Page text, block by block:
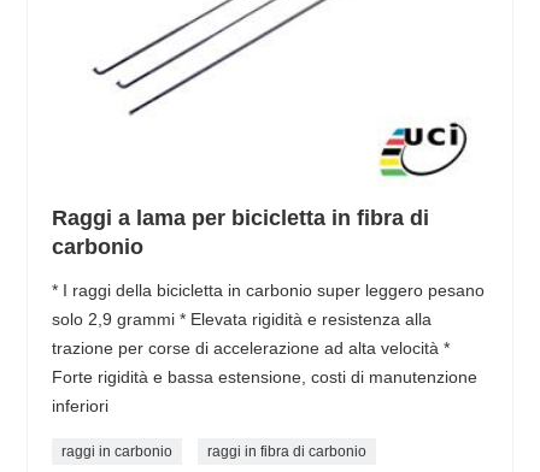
Raggi a lama per bicicletta in fibra di
carbonio
* I raggi della bicicletta in carbonio super leggero pesano
solo 2,9 grammi * Elevata rigidità e resistenza alla
trazione per corse di accelerazione ad alta velocità *
Forte rigidità e bassa estensione, costi di manutenzione
inferiori
raggi in carbonio raggi in fibra di carbonio